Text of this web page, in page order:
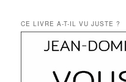
CE LIVRE A-T-IL VU JUSTE ?